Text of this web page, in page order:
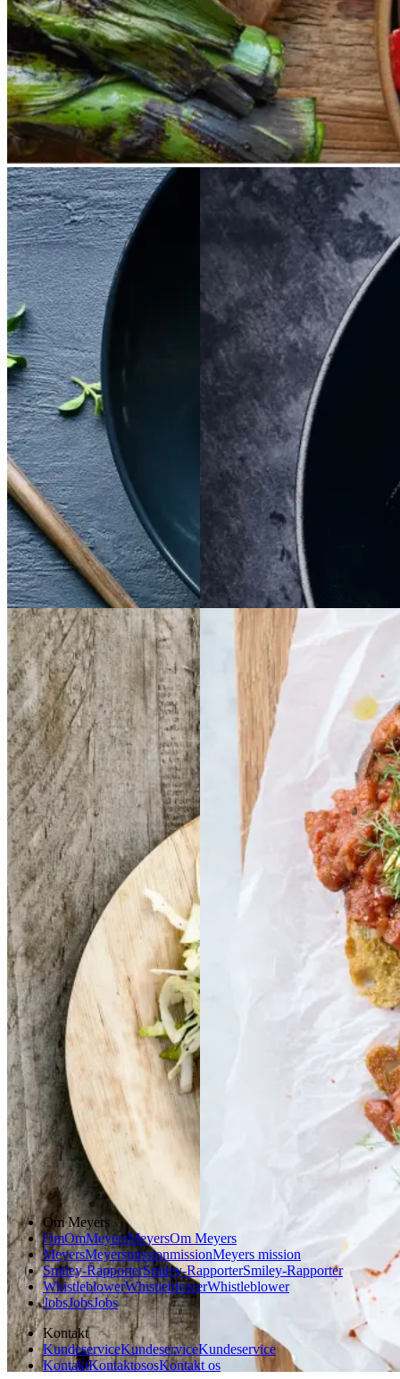
saucen. Calcots er svære at
opdrive på disse kanter, men små
nye porrer kan bruges.
SatjaSatja de
pollopollo
Gem opskrift
Aftensmad
BraiseretBraiseret
oksetværreboksetvæ
rreb
Gem opskrift
Dansk mad
Vintermad
Aftensmad
FrikadellerFrikadell
er medmed
smørspidskål,smørsp
idskål,
kartoflerkartofler
ogog
sennepsdressingsenn
epsdressing
Gem opskrift
Aftensmad
Forårsmad
Sommermad
Dansk mad
Baked Baked
beans på
på
stegt brødbrød
Om Meyers
OmOmMeyersMeyersOm Meyers
MeyersMeyersmissionmissionMeyers mission
Smiley-RapporterSmiley-RapporterSmiley-Rapporter
WhistleblowerWhistleblowerWhistleblower
JobsJobsJobs
Kontakt
KundeserviceKundeserviceKundeservice
KontaktKontaktososKontakt os